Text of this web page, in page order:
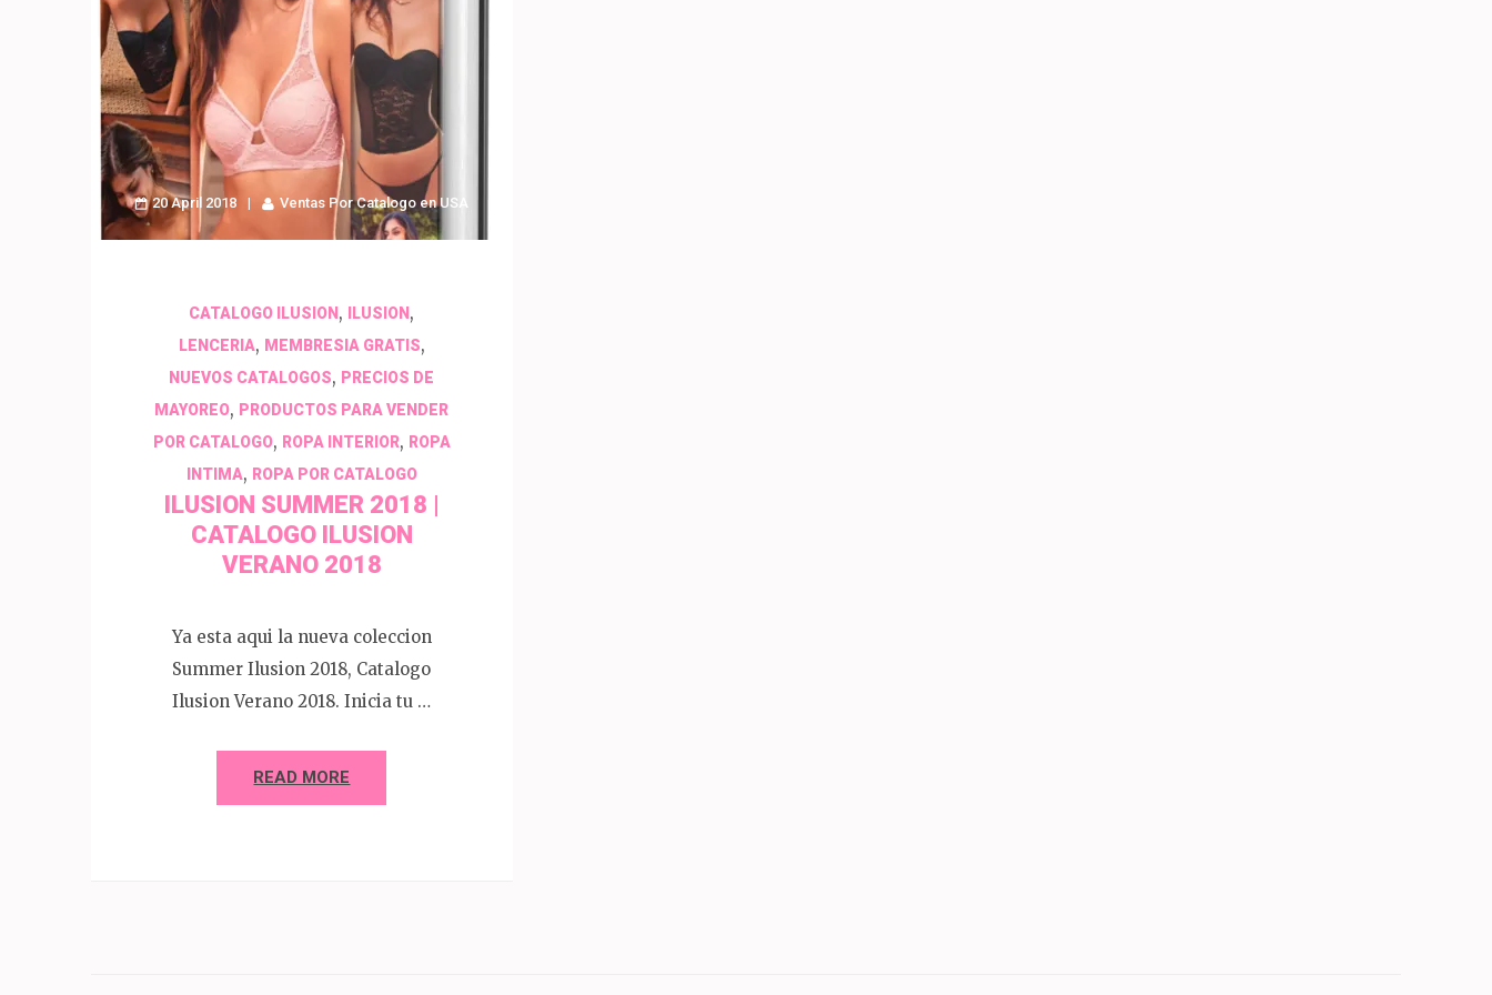
20 April 2018 Ventas Por Catalogo en USA
CATALOGO ILUSION , ILUSION ,
LENCERIA, MEMBRESIA GRATIS,
NUEVOS CATALOGOS, PRECIOS DE
MAYOREO, PRODUCTOS PARA VENDER
POR CATALOGO, ROPA INTERIOR, ROPA
INTIMA, ROPA POR CATALOGO
ILUSION SUMMER 2018 |
CATALOGO ILUSION
VERANO 2018
Ya esta aqui la nueva coleccion
Summer Ilusion 2018, Catalogo
Ilusion Verano 2018. Inicia tu …
READ MORE